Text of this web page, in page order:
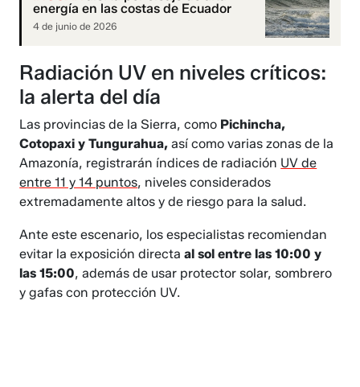
energía en las costas de Ecuador
4 de junio de 2026
Radiación UV en niveles críticos:
la alerta del día
Las provincias de la Sierra, como Pichincha,
Cotopaxi y Tungurahua, así como varias zonas de la
Amazonía, registrarán índices de radiación UV de
entre 11 y 14 puntos, niveles considerados
extremadamente altos y de riesgo para la salud.
Ante este escenario, los especialistas recomiendan
evitar la exposición directaal sol entre las 10:00 y
las 15:00, además de usar protector solar, sombrero
y gafas con protección UV.